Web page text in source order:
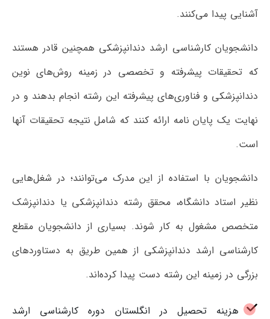
آشنایی پیدا می‌کنند.
دانشجویان کارشناسی ارشد دندانپزشکی همچنین قادر هستند
که تحقیقات پیشرفته و تخصصی در زمینه روش‌های نوین
دندانپزشکی و فناوری‌های پیشرفته این رشته انجام بدهند و در
نهایت یک پایان نامه ارائه کنند که شامل نتیجه تحقیقات آنها
است.
دانشجویان با استفاده از این مدرک می‌توانند؛ در شغل‌هایی
نظیر استاد دانشگاه، محقق رشته دندانپزشکی یا دندانپزشک
متخصص مشغول به کار شوند. بسیاری از دانشجویان مقطع
کارشناسی ارشد دندانپزشکی از همین طریق به دستاوردهای
بزرگی در زمینه این رشته دست پیدا کرده‌اند.
هزینه تحصیل در انگلستان دوره کارشناسی ارشد